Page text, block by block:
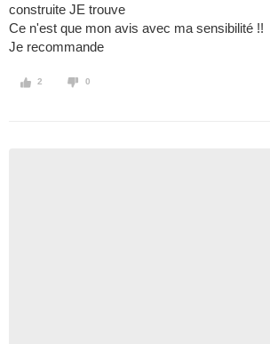
construite JE trouve
Ce n'est que mon avis avec ma sensibilité !!
Je recommande
2 0